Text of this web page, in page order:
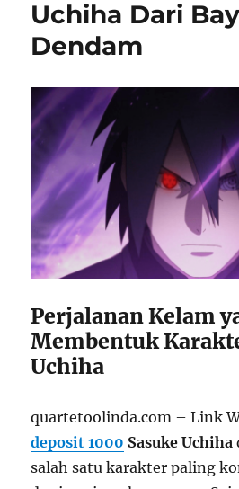
Uchiha Dari
Dendam
Perjalanan Kelam
Membentuk
Uchiha
quartetoolinda.com – Link
deposit 1000 Sasuke Uchiha
salah satu karakter paling